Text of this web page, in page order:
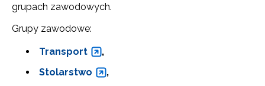
grupach zawodowych.
Grupy zawodowe:
Transport
,
Stolarstwo
,